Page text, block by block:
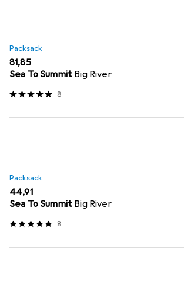
Packsack
EUR
81,85
Sea To Summit Big River
8
Packsack
EUR
44,91
Sea To Summit Big River
8